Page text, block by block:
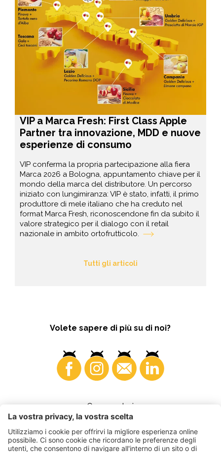
VIP a Marca Fresh: First Class Apple
Partner tra innovazione, MDD e nuove
esperienze di consumo
VIP conferma la propria partecipazione alla fiera
Marca 2026 a Bologna, appuntamento chiave per il
mondo della marca del distributore. Un percorso
iniziato con lungimiranza: VIP è stato, infatti, il primo
produttore di mele italiano che ha creduto nel
format Marca Fresh, riconoscendone fin da subito il
valore strategico per il dialogo con il retail
nazionale in ambito ortofrutticolo.
Tutti gli articoli
Volete sapere di più su di noi?
Consumatori